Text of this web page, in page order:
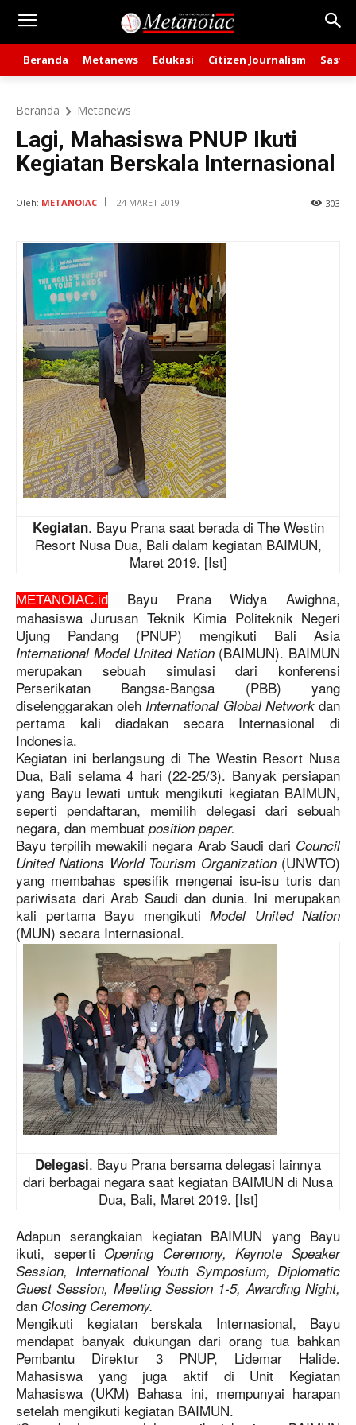
Beranda Metanews Edukasi Citizen Journalism Sastra
Beranda Metanews
Lagi, Mahasiswa PNUP Ikuti
Kegiatan Berskala Internasional
303
Oleh: METANOIAC 24 MARET 2019
Kegiatan. Bayu Prana saat berada di The Westin
Resort Nusa Dua, Bali dalam kegiatan BAIMUN,
Maret 2019. [Ist]
METANOIAC.id
Bayu Prana Widya Awighna,
mahasiswa Jurusan Teknik Kimia Politeknik Negeri
Ujung Pandang (PNUP) mengikuti Bali Asia
International Model United Nation (BAIMUN). BAIMUN
merupakan sebuah simulasi dari konferensi
Perserikatan Bangsa-Bangsa (PBB) yang
diselenggarakan oleh International Global Networkdan
pertama kali diadakan secara Internasional di
Indonesia.
Kegiatan ini berlangsung di The Westin Resort Nusa
Dua, Bali selama 4 hari (22-25/3). Banyak persiapan
yang Bayu lewati untuk mengikuti kegiatan BAIMUN,
seperti pendaftaran, memilih delegasi dari sebuah
negara, dan membuat position paper.
Bayu terpilih mewakili negara Arab Saudi dari Council
United Nations World Tourism Organization (UNWTO)
yang membahas spesifik mengenai isu-isu turis dan
pariwisata dari Arab Saudi dan dunia. Ini merupakan
kali pertama Bayu mengikuti Model United Nation
(MUN) secara Internasional.
Delegasi. Bayu Prana bersama delegasi lainnya
dari berbagai negara saat kegiatan BAIMUN di Nusa
Dua, Bali, Maret 2019. [Ist]
Adapun serangkaian kegiatan BAIMUN yang Bayu
ikuti, seperti Opening Ceremony, Keynote Speaker
Session, International Youth Symposium, Diplomatic
Guest Session, Meeting Session 1-5, Awarding Night,
dan Closing Ceremony.
Mengikuti kegiatan berskala Internasional, Bayu
mendapat banyak dukungan dari orang tua bahkan
Pembantu Direktur 3 PNUP, Lidemar Halide.
Mahasiswa yang juga aktif di Unit Kegiatan
Mahasiswa (UKM) Bahasa ini, mempunyai harapan
setelah mengikuti kegiatan BAIMUN.